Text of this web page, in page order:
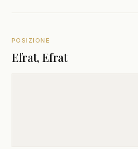
POSIZIONE
Efrat, Efrat